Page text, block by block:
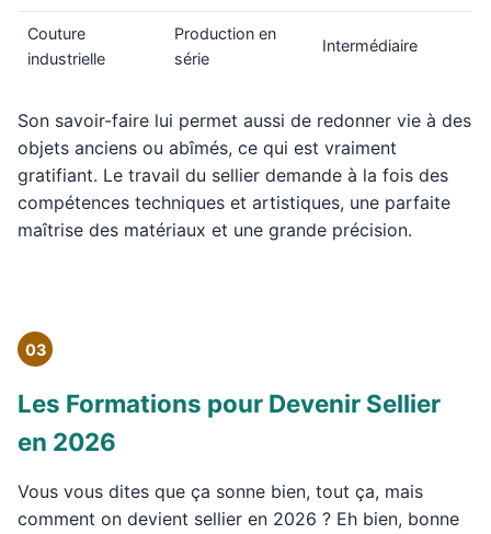
Couture
industrielle
Production en
série
Intermédiaire
Son savoir-faire lui permet aussi de redonner vie à des
objets anciens ou abîmés, ce qui est vraiment
gratifiant. Le travail du sellier demande à la fois des
compétences techniques et artistiques, une parfaite
maîtrise des matériaux et une grande précision.
03
Les Formations pour Devenir Sellier
en 2026
Vous vous dites que ça sonne bien, tout ça, mais
comment on devient sellier en 2026 ? Eh bien, bonne